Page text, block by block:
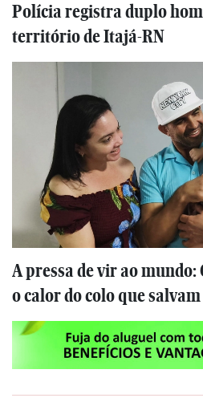
Polícia registra duplo
território de Itajá-RN
A pressa de vir ao
o calor do colo que